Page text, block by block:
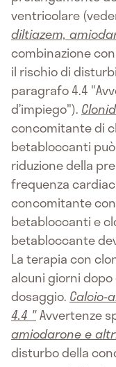
ventricolare
diltiazem,
combinazione
il rischio di
paragrafo 4.4
d’impiego").
concomitante di
betabloccanti
riduzione della
frequenza
concomitante
betabloccanti e
betabloccante
La terapia con
alcuni giorni
dosaggio. Calcio-
4.4 "Avvertenze
amiodarone e
disturbo della